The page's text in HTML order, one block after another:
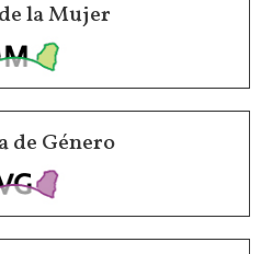
la Mujer
de Género